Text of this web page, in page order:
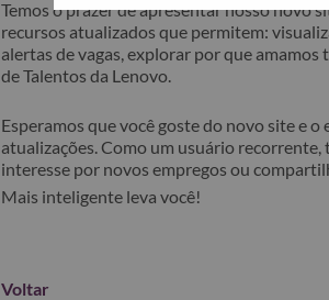
Temos o prazer de apresentar nosso novo
recursos atualizados que permitem:
alertas de vagas, explorar por que
de Talentos da Lenovo.
Esperamos que você goste do novo site e
atualizações. Como um usuário
interesse por novos empregos ou
Mais inteligente leva você!
Voltar